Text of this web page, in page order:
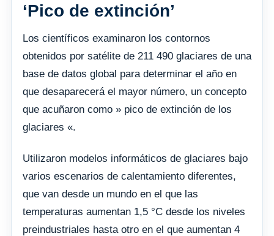
‘Pico de extinción’
Los científicos examinaron los contornos
obtenidos por satélite de 211 490 glaciares de una
base de datos global para determinar el año en
que desaparecerá el mayor número, un concepto
que acuñaron como » pico de extinción de los
glaciares «.
Utilizaron modelos informáticos de glaciares bajo
varios escenarios de calentamiento diferentes,
que van desde un mundo en el que las
temperaturas aumentan 1,5 °C desde los niveles
preindustriales hasta otro en el que aumentan 4